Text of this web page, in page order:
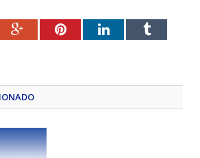
Google+PinterestLinkedInTumblr